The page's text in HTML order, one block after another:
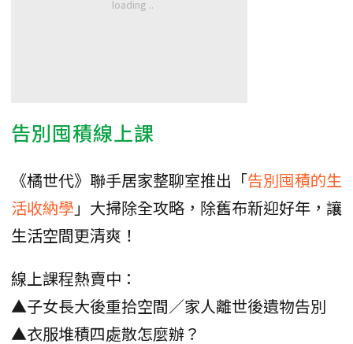
告別囤積線上課
《橘世代》聯手居家整聊室推出「告別囤積的生
活收納學 」大掃除全攻略，除舊布新迎好年，讓
生活空間更清爽！
線上課程熱賣中：
▲子女長大後重拾空間／家人離世後遺物告別
▲衣服堆積四處散怎麼辦？